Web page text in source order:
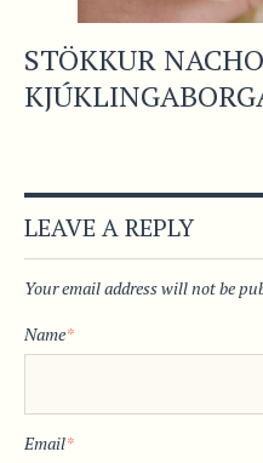
STÖKKUR
LEAVE A REPLY
Your email address will not be
Name*
Email*